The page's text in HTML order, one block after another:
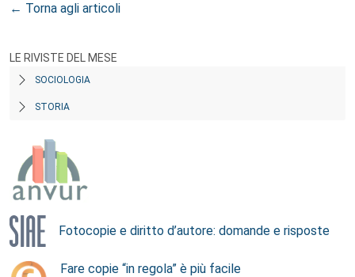
← Torna agli articoli
LE RIVISTE DEL MESE
SOCIOLOGIA
STORIA
Fotocopie e diritto d’autore: domande e risposte
Fare copie “in regola” è più facile